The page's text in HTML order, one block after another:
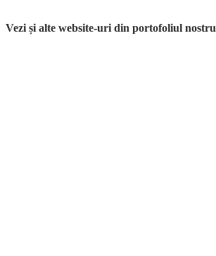
Vezi și alte website-uri din portofoliul nostru